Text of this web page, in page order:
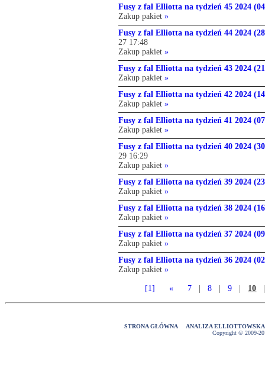
Fusy z fal Elliotta na tydzień 45 2024
Zakup pakiet »
Fusy z fal Elliotta na tydzień 44 2024
27 17:48
Zakup pakiet »
Fusy z fal Elliotta na tydzień 43 2024
Zakup pakiet »
Fusy z fal Elliotta na tydzień 42 2024
Zakup pakiet »
Fusy z fal Elliotta na tydzień 41 2024
Zakup pakiet »
Fusy z fal Elliotta na tydzień 40 2024
29 16:29
Zakup pakiet »
Fusy z fal Elliotta na tydzień 39 2024
Zakup pakiet »
Fusy z fal Elliotta na tydzień 38 2024
Zakup pakiet »
Fusy z fal Elliotta na tydzień 37 2024
Zakup pakiet »
Fusy z fal Elliotta na tydzień 36 2024
Zakup pakiet »
[1] « 7 |8 |9 10
STRONA GŁÓWNA
ANALIZA ELLIOTTOWSKA
Copyright © 2009-